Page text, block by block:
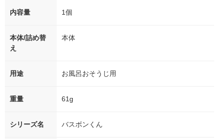
内容量 1個
本体/詰め替
え
本体
用途 お風呂おそうじ用
重量 61g
シリーズ名 バスボンくん